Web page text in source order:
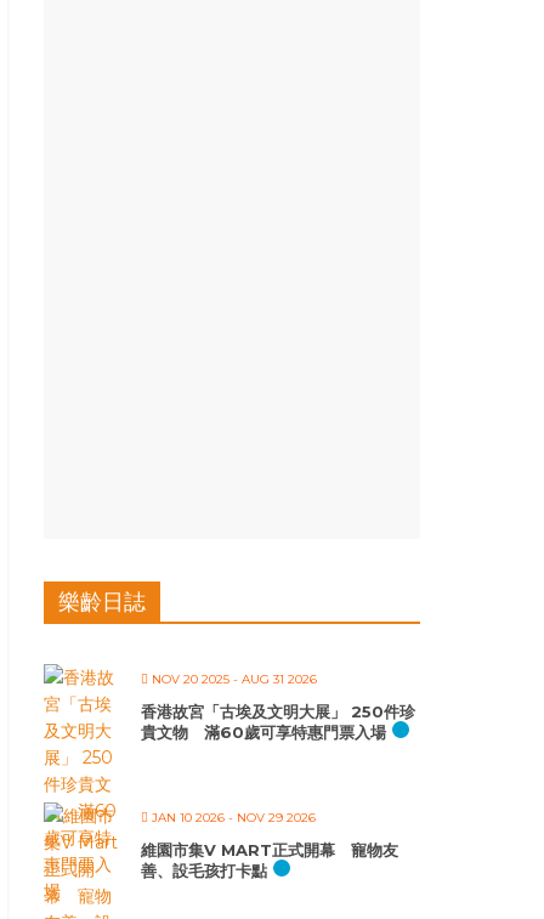
樂齡日誌
NOV 20 2025 - AUG 31 2026
香港故宮「古埃及文明大展」 250件珍
貴文物 滿60歲可享特惠門票入場
JAN 10 2026 - NOV 29 2026
維園市集V MART正式開幕 寵物友
善、設毛孩打卡點